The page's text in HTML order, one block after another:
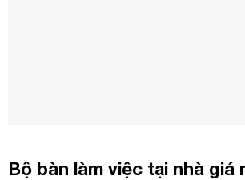
Bộ bàn làm việc tại nhà giá